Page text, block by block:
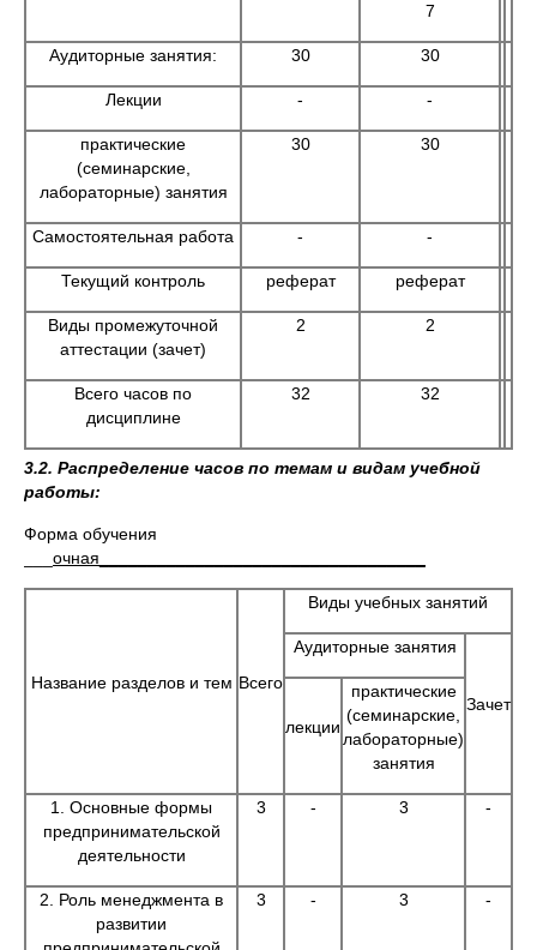
7
Аудиторные занятия: 30 30
Лекции - -
практические
(семинарские,
лабораторные) занятия
30 30
Самостоятельная работа - -
Текущий контроль реферат реферат
Виды промежуточной
аттестации (зачет)
2 2
Всего часов по
дисциплине
32 32
3.2. Распределение часов по темам и видам учебной
работы:
Форма обучения
очная__________________________________
Название разделов и тем Всего
Виды учебных занятий
Аудиторные занятия
Зачет
лекции
практические
(семинарские,
лабораторные)
занятия
1. Основные формы
предпринимательской
деятельности
3 - 3 -
2. Роль менеджмента в
развитии
3 - 3 -